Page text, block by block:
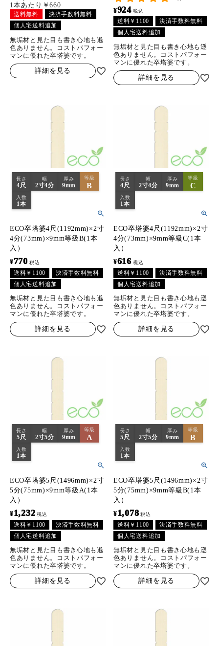
1本あたり￥660
送料無料
決済手数料無料
個人宅送料追加
無垢材と見た目も書き心地も遜
色ありません。コストパフォー
マンに優れた卒塔婆です。
詳細を見る
¥924 税込
送料￥1100
決済手数料無料
個人宅送料追加
無垢材と見た目も書き心地も遜
色ありません。コストパフォー
マンに優れた卒塔婆です。
詳細を見る
長さ
4尺
幅
2寸4分
厚み
9mm
等級
B
入数
1本
ECO卒塔婆4尺(1192mm)×2寸
4分(73mm)×9mm等級B(1本
入）
¥770 税込
送料￥1100
決済手数料無料
個人宅送料追加
無垢材と見た目も書き心地も遜
色ありません。コストパフォー
マンに優れた卒塔婆です。
詳細を見る
長さ
4尺
幅
2寸4分
厚み
9mm
等級
C
入数
1本
ECO卒塔婆4尺(1192mm)×2寸
4分(73mm)×9mm等級C(1本
入）
¥616 税込
送料￥1100
決済手数料無料
個人宅送料追加
無垢材と見た目も書き心地も遜
色ありません。コストパフォー
マンに優れた卒塔婆です。
詳細を見る
長さ
5尺
幅
2寸5分
厚み
9mm
等級
A
入数
1本
ECO卒塔婆5尺(1496mm)×2寸
5分(75mm)×9mm等級A(1本
入）
¥1,232 税込
送料￥1100
決済手数料無料
個人宅送料追加
無垢材と見た目も書き心地も遜
色ありません。コストパフォー
マンに優れた卒塔婆です。
詳細を見る
長さ
5尺
幅
2寸5分
厚み
9mm
等級
B
入数
1本
ECO卒塔婆5尺(1496mm)×2寸
5分(75mm)×9mm等級B(1本
入）
¥1,078 税込
送料￥1100
決済手数料無料
個人宅送料追加
無垢材と見た目も書き心地も遜
色ありません。コストパフォー
マンに優れた卒塔婆です。
詳細を見る